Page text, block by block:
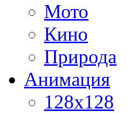
Мото
Кино
Природа
Анимация
128x128